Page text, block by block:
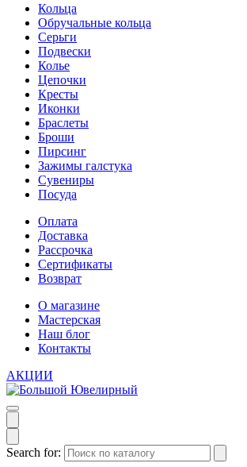
Кольца
Обручальные кольца
Серьги
Подвески
Колье
Цепочки
Кресты
Иконки
Браслеты
Броши
Пирсинг
Зажимы галстука
Сувениры
Посуда
Оплата
Доставка
Рассрочка
Сертификаты
Возврат
О магазине
Мастерская
Наш блог
Контакты
АКЦИИ
Search for: